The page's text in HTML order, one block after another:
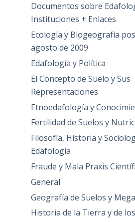
Documentos sobre
Instituciones + Enlaces
Ecología y Biogeografía
agosto de 2009
Edafología y Política
El Concepto de Suelo y Sus
Representaciones
Etnoedafología y
Fertilidad de Suelos y
Filosofía, Historia y
Edafología
Fraude y Mala Praxis
General
Geografía de Suelos y
Historia de la Tierra y de